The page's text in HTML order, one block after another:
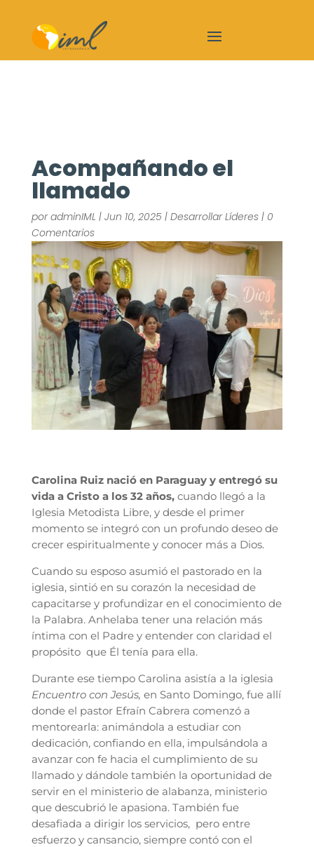
Acompañando el
llamado
poradminIML | Jun 10, 2025| Desarrollar Líderes| 0
Comentarios
Carolina Ruiz nació en Paraguay y entregó su
vida a Cristo a los 32 años,cuando llegó a la
Iglesia Metodista Libre, y desde el primer
momento se integró con un profundo deseo de
crecer espiritualmente y conocer más a Dios.
Cuando su esposo asumió el pastorado en la
iglesia, sintió en su corazón la necesidad de
capacitarse y profundizar en el conocimiento de
la Palabra. Anhelaba tener una relación más
íntima con el Padre y entender con claridad el
propósito que Él tenía para ella.
Durante ese tiempo Carolina asistía a la iglesia
Encuentro con Jesús, en Santo Domingo, fue allí
donde el pastor Efraín Cabrera comenzó a
mentorearla: animándola a estudiar con
dedicación, confiando en ella, impulsándola a
avanzar con fe hacia el cumplimiento de su
llamado y dándole también la oportunidad de
servir en el ministerio de alabanza, ministerio
que descubrió le apasiona. También fue
desafiada a dirigir los servicios, pero entre
esfuerzo y cansancio, siempre contó con el